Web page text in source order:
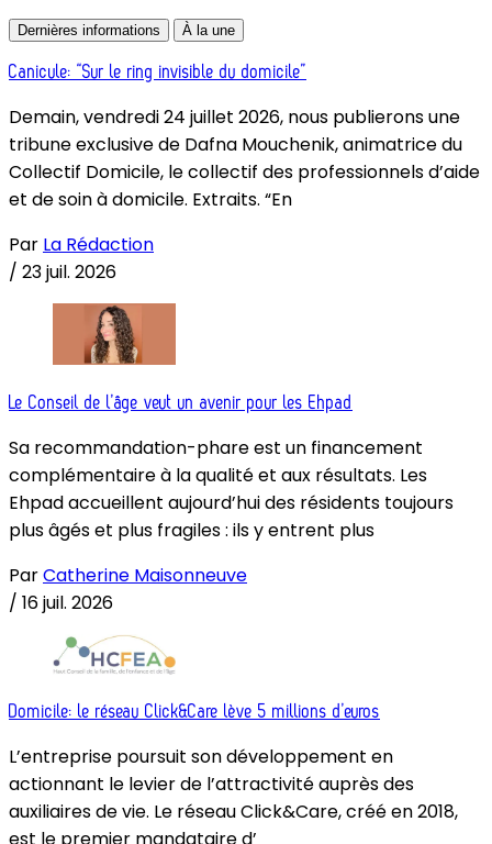
Dernières informations À la une
Canicule: “Sur le ring invisible du domicile”
Demain, vendredi 24 juillet 2026, nous publierons une
tribune exclusive de Dafna Mouchenik, animatrice du
Collectif Domicile, le collectif des professionnels d’aide
et de soin à domicile. Extraits. “En
Par La Rédaction
/ 23 juil. 2026
Le Conseil de l’âge veut un avenir pour les Ehpad
Sa recommandation-phare est un financement
complémentaire à la qualité et aux résultats. Les
Ehpad accueillent aujourd’hui des résidents toujours
plus âgés et plus fragiles : ils y entrent plus
ParCatherine Maisonneuve
/ 16 juil. 2026
Domicile: le réseau Click&Care lève 5 millions d’euros
L’entreprise poursuit son développement en
actionnant le levier de l’attractivité auprès des
auxiliaires de vie. Le réseau Click&Care, créé en 2018,